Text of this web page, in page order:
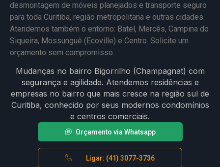
desmontagem de móveis planejados e transporte seguro
para toda Curitiba, região metropolitana e outras cidades.
Atendemos também o entorno: Batel, Mercês, Campina do
Siqueira, Mossunguê (Ecoville) e Centro. Solicite um
orçamento sem compromisso.
Mudanças no bairro Bigorrilho (Champagnat) com
segurança e agilidade. Atendemos residências e
empresas no bairro que mais cresce na região sul de
Curitiba, conhecido por seus modernos condomínios
e centros comerciais.
Orçamento via Whatsapp
Ligar: (41) 3077-3736